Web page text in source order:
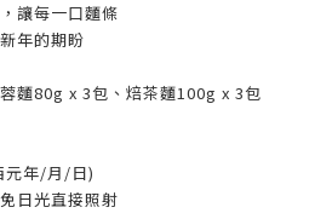
讓每一口麵條
年的期盼
麵80g x 3包 、焙茶麵100g x 3包
元年/月/日)
日光直接照射